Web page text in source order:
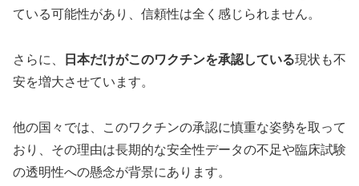
ている可能性があり、信頼性は全く感じられません。
さらに、 日本だけがこのワクチンを承認している現状も不
安を増大させています。
他の国々では、このワクチンの承認に慎重な姿勢を取って
おり、その理由は長期的な安全性データの不足や臨床試験
の透明性への懸念が背景にあります。